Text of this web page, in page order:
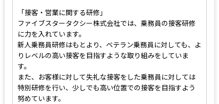
「接客・営業に関する研修」
ファイブスタータクシー株式会社では、乗務員の接客研修
に力を入れています。
新人乗務員研修はもとより、ベテラン乗務員に対しても、よ
りレベルの高い接客を目指すような取り組みをしていま
す。
また、お客様に対して失礼な接客をした乗務員に対しては
特別研修を行い、少しでも高い位置での接客を目指すよう
努めています。